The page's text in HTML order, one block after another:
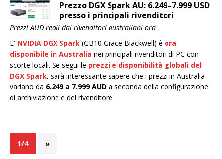
Prezzo DGX Spark AU: 6.249–7.999 USD
presso i principali rivenditori
Prezzi AUD reali dai rivenditori australiani ora
L' NVIDIA DGX Spark (GB10 Grace Blackwell) è ora
disponibile in Australia nei principali rivenditori di PC con
scorte locali. Se segui le prezzi e disponibilità globali del
DGX Spark, sarà interessante sapere che i prezzi in Australia
variano da 6.249 a 7.999 AUD a seconda della configurazione
di archiviazione e del rivenditore.
1/4 »